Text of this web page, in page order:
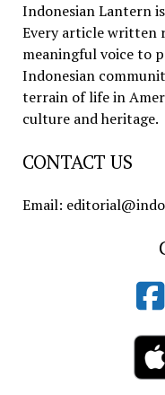
Indonesian Lantern
Every article written
meaningful voice to
Indonesian
terrain of life in
culture and heritage.
CONTACT US
Email: